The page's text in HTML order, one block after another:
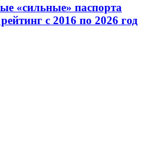
«сильные» паспорта
с 2016 по 2026 год